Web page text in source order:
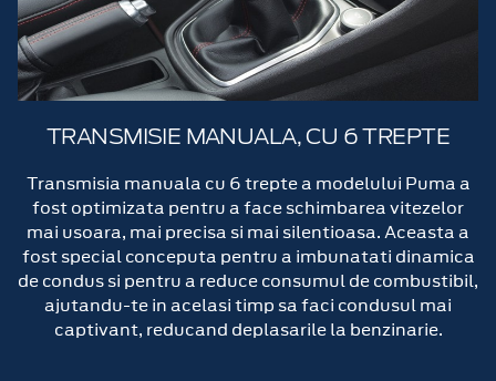
TRANSMISIE MANUALA, CU 6 TREPTE
Transmisia manuala cu 6 trepte a modelului Puma a
fost optimizata pentru a face schimbarea vitezelor
mai usoara, mai precisa si mai silentioasa. Aceasta a
fost special conceputa pentru a imbunatati dinamica
de condus si pentru a reduce consumul de combustibil,
ajutandu-te in acelasi timp sa faci condusul mai
captivant, reducand deplasarile la benzinarie.